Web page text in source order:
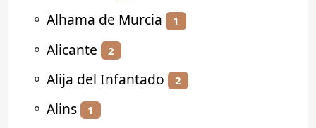
⚬ Alhama de Murcia 1
⚬ Alicante 2
⚬ Alija del Infantado 2
⚬ Alins 1